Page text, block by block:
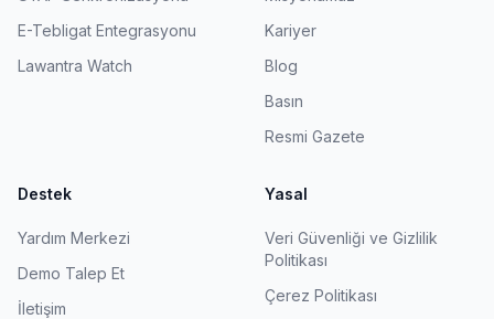
E-Tebligat Entegrasyonu
Lawantra Watch
Kariyer
Blog
Basın
Resmi Gazete
Destek
Yardım Merkezi
Demo Talep Et
İletişim
Yasal
Veri Güvenliği ve Gizlilik
Politikası
Çerez Politikası